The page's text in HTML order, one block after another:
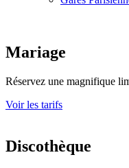
Mariage
Réservez une magnifique
Voir les tarifs
Discothèque